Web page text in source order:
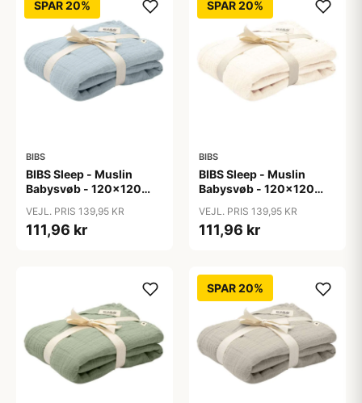
SPAR 20%
BIBS
BIBS Sleep - Muslin
Babysvøb - 120x120
VEJL. PRIS 139,95 KR
111,96 kr
SPAR 20%
BIBS
BIBS Sleep - Muslin
Babysvøb - 120x120
VEJL. PRIS 139,95 KR
111,96 kr
SPAR 20%